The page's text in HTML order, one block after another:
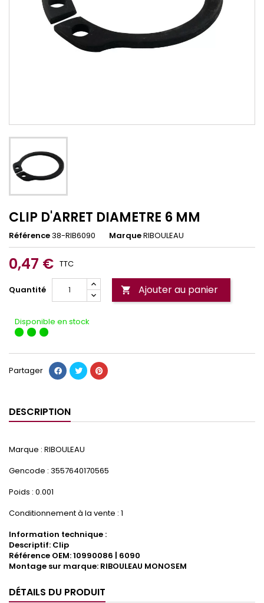
CLIP D'ARRET DIAMETRE 6 MM
Référence38-RIB6090 MarqueRIBOULEAU
0,47 € TTC
Quantité  Ajouter au panier
Disponible en stock
Partager
DESCRIPTION
Marque : RIBOULEAU
Gencode : 3557640170565
Poids : 0.001
Conditionnement à la vente : 1
Information technique :
Descriptif: Clip
Référence OEM: 10990086 | 6090
Montage sur marque: RIBOULEAU MONOSEM
DÉTAILS DU PRODUIT